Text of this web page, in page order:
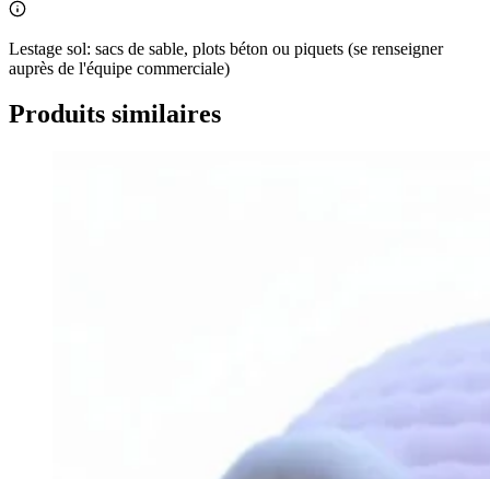
Lestage sol: sacs de sable, plots béton ou piquets (se renseigner
auprès de l'équipe commerciale)
Produits similaires